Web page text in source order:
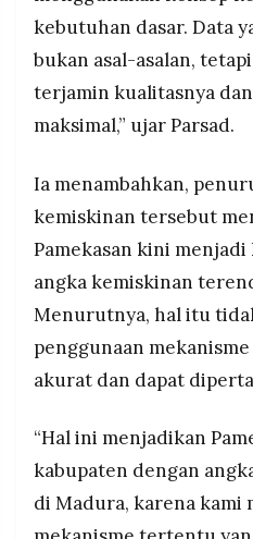
kebutuhan dasar. Data
bukan asal-asalan,
terjamin kualitasnya
maksimal,” ujar Parsad.
Ia menambahkan,
kemiskinan tersebut
Pamekasan kini
angka kemiskinan
Menurutnya, hal itu
penggunaan
akurat dan dapat
“Hal ini menjadikan
kabupaten dengan
di Madura, karena kami